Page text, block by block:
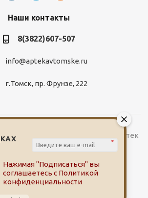
Наши контакты
8(3822)607-507
info@aptekavtomske.ru
г.Томск, пр. Фрунзе, 222
и доставки лекарств от сети аптек
"Мой доктор"
*
Нажимая "Подписаться" вы
соглашаетесь с Политикой
конфиденциальности